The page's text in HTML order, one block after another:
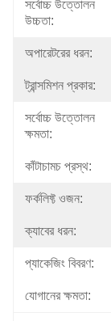
সর্বোচ্চ উত্তোলন
উচ্চতা:
অপারেটরের ধরন:
ট্রান্সমিশন প্রকার:
সর্বোচ্চ উত্তোলন
ক্ষমতা:
কাঁটাচামচ প্রস্থ:
ফর্কলিফ্ট ওজন:
ক্যাবের ধরন:
প্যাকেজিং বিবরণ:
যোগানের ক্ষমতা: